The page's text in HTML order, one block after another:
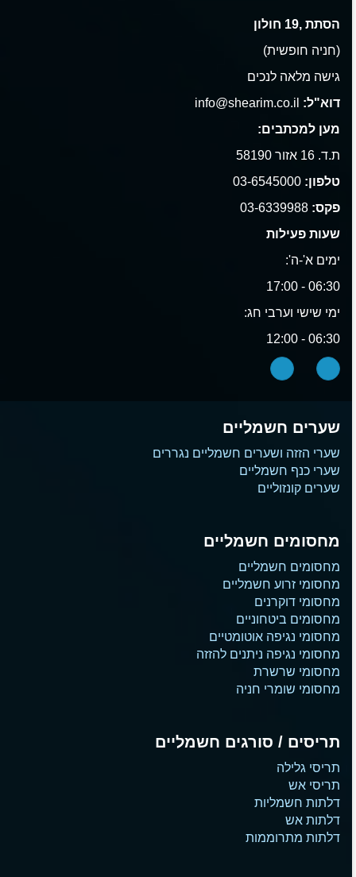
הסתת ,19 חולון
(חניה חופשית)
גישה מלאה לנכים
דוא"ל:
מען למכתבים:
ת.ד. 16 אזור 58190
טלפון:
פקס:
שעות פעילות
ימים א'-ה':
06:30 - 17:00
ימי שישי וערבי חג:
06:30 - 12:00
שערים חשמליים
שערי הזזה ושערים חשמליים נגררים
שערי כנף חשמליים
שערים קונזוליים
מחסומים חשמליים
מחסומים חשמליים
מחסומי זרוע חשמליים
מחסומי דוקרנים
מחסומים ביטחוניים
מחסומי נגיפה אוטומטיים
מחסומי נגיפה ניתנים להזזה
מחסומי שרשרת
מחסומי שומרי חניה
תריסים / סורגים חשמליים
תריסי גלילה
תריסי אש
דלתות חשמליות
דלתות אש
דלתות מתרוממות